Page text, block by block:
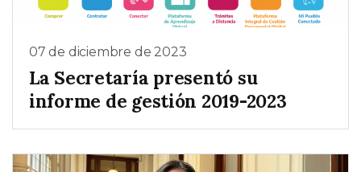
07 de diciembre de 2023
La Secretaría presentó su
informe de gestión 2019-2023